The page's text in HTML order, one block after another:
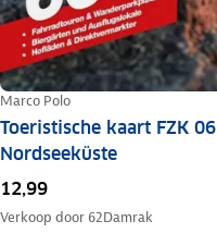
Marco Polo
Toeristische kaart FZK 06
Nordseeküste
12,99
Verkoop door 62Damrak